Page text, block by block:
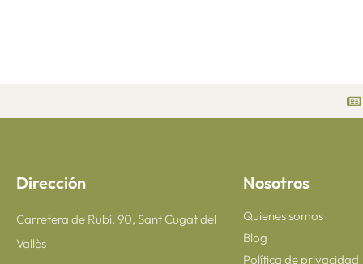
Dirección
Carretera de Rubí, 90, Sant Cugat del
Vallès
Nosotros
Quienes somos
Blog
Política de privacidad